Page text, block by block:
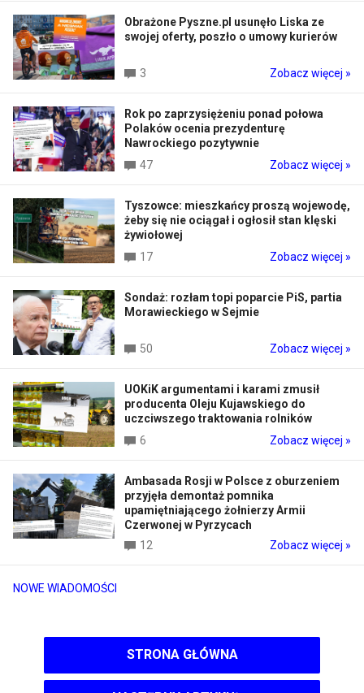
NOWE WIADOMOŚCI
Obrażone Pyszne.pl usunęło Liska ze
swojej oferty, poszło o umowy kurierów
3 Zobacz więcej »
Rok po zaprzysiężeniu ponad połowa
Polaków ocenia prezydenturę
Nawrockiego pozytywnie
47
Zobacz więcej »
Tyszowce: mieszkańcy proszą wojewodę,
żeby się nie ociągał i ogłosił stan klęski
żywiołowej
17
Zobacz więcej »
Sondaż: rozłam topi poparcie PiS, partia
Morawieckiego w Sejmie
50 Zobacz więcej »
UOKiK argumentami i karami zmusił
producenta Oleju Kujawskiego do
uczciwszego traktowania rolników
6
Zobacz więcej »
Ambasada Rosji w Polsce z oburzeniem
przyjęła demontaż pomnika
upamiętniającego żołnierzy Armii
Czerwonej w Pyrzycach
12
Zobacz więcej »
STRONA GŁÓWNA